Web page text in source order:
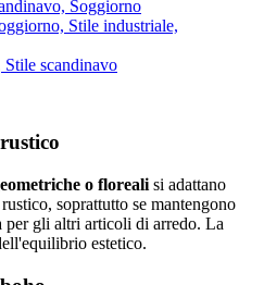
o floreali si adattano
soprattutto se mantengono
per gli altri articoli di arredo. La
estetico.